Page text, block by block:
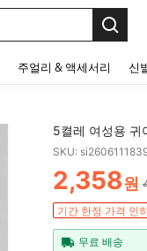
주얼리 & 액세서리 신
5켤레 여성용 귀
SKU:
PRICE
2,358원
기간 한정 가격 인
무료 배송